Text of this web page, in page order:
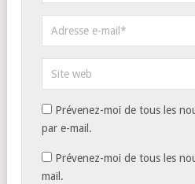
Prévenez-moi de tous les
par e-mail.
Prévenez-moi de tous les
mail.